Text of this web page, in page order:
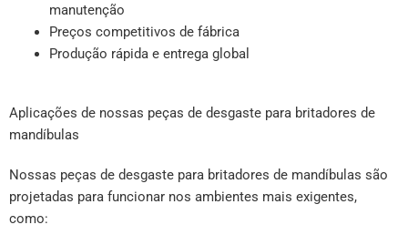
manutenção
Preços competitivos de fábrica
Produção rápida e entrega global
Aplicações de nossas peças de desgaste para britadores de
mandíbulas
Nossas peças de desgaste para britadores de mandíbulas são
projetadas para funcionar nos ambientes mais exigentes,
como: